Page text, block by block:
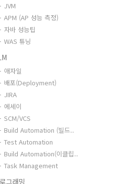
JVM
APM (AP 성능 측정)
자바 성능팁
WAS 튜닝
애자일
배포(Deployment)
JIRA
에세이
SCM/VCS
Build Automation (빌드..
Test Automation
Build Automation(이클립..
Task Management
그래밍